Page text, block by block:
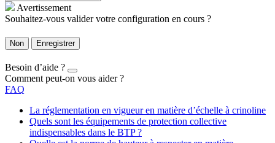
Avertissement
Souhaitez-vous valider votre configuration en cours ?
Non Enregistrer
Besoin d’aide ?
Comment peut-on vous aider ?
FAQ
La réglementation en vigueur en matière d’échelle à crinoline
Quels sont les équipements de protection collective
indispensables dans le BTP ?